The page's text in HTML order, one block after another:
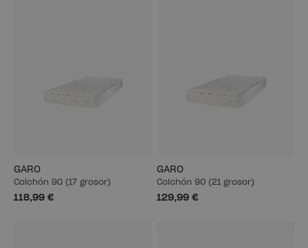
GARO
Colchón 90 (17 grosor)
118,99 €
GARO
Colchón 90 (21 grosor)
129,99 €